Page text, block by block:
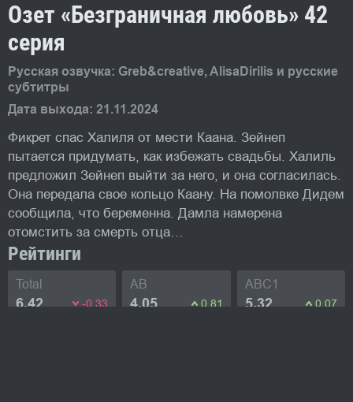
Озет «Безграничная любовь» 42
серия
Русская озвучка: Greb&creative, AlisaDirilis и русские
субтитры
Дата выхода: 21.11.2024
Фикрет спас Халиля от мести Каана. Зейнеп
пытается придумать, как избежать свадьбы. Халиль
предложил Зейнеп выйти за него, и она согласилась.
Она передала свое кольцо Каану. На помолвке Дидем
сообщила, что беременна. Дамла намерена
отомстить за смерть отца…
Рейтинги
Total
6.42 -0.33
AB
4.05 0.81
ABC1
5.32 0.07